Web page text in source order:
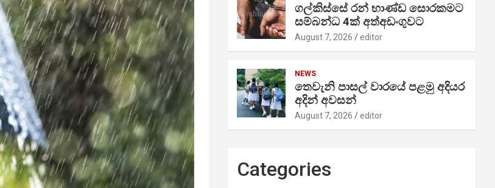
ගල්කිස්සේ රන් භාණ්ඩ සොරකමට
සම්බන්ධ 4ක් අත්අඩංගුවට
August 7, 2026 editor
NEWS
තෙවැනි පාසල් වාරයේ පළමු අදියර
අදින් අවසන්
August 7, 2026 editor
Categories